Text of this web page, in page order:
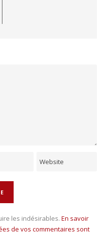
les indésirables. En savoir
de vos commentaires sont